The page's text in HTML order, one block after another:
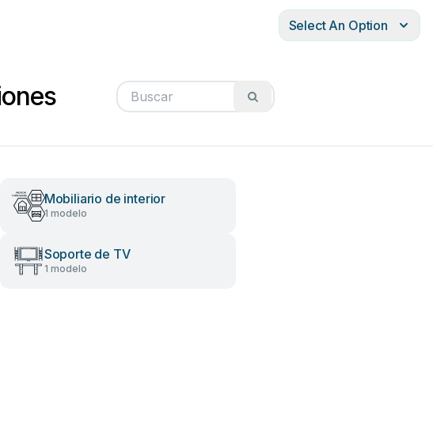
Select An Option
Mobiliario de interior
1 modelo
Soporte de TV
1 modelo